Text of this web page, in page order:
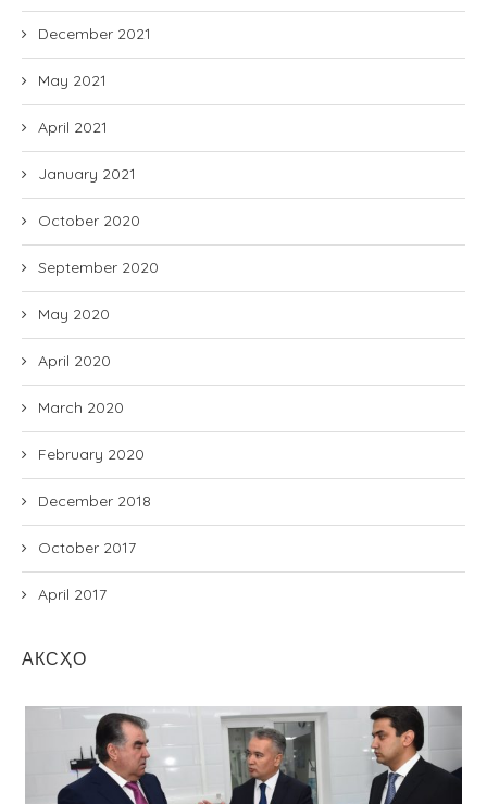
December 2021
May 2021
April 2021
January 2021
October 2020
September 2020
May 2020
April 2020
March 2020
February 2020
December 2018
October 2017
April 2017
АКСҲО